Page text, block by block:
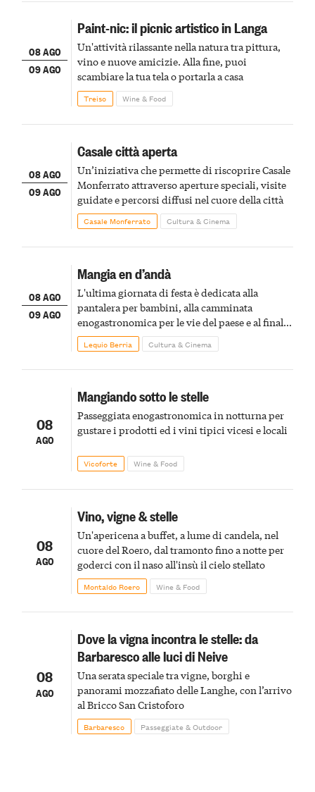
08 AGO
09 AGO
Paint-nic: il picnic artistico in Langa
Un'attività rilassante nella natura tra pittura,
vino e nuove amicizie. Alla fine, puoi
scambiare la tua tela o portarla a casa
Treiso Wine & Food
08 AGO
09 AGO
Casale città aperta
Un’iniziativa che permette di riscoprire Casale
Monferrato attraverso aperture speciali, visite
guidate e percorsi diffusi nel cuore della città
Casale Monferrato Cultura & Cinema
08 AGO
09 AGO
Mangia en d’andà
L'ultima giornata di festa è dedicata alla
pantalera per bambini, alla camminata
enogastronomica per le vie del paese e al finale
pirotecnico
Lequio Berria Cultura & Cinema
08
AGO
Mangiando sotto le stelle
Passeggiata enogastronomica in notturna per
gustare i prodotti ed i vini tipici vicesi e locali
Vicoforte Wine & Food
08
AGO
Vino, vigne & stelle
Un'apericena a buffet, a lume di candela, nel
cuore del Roero, dal tramonto fino a notte per
goderci con il naso all'insù il cielo stellato
Montaldo Roero Wine & Food
08
AGO
Dove la vigna incontra le stelle: da
Barbaresco alle luci di Neive
Una serata speciale tra vigne, borghi e
panorami mozzafiato delle Langhe, con l’arrivo
al Bricco San Cristoforo
Barbaresco Passeggiate & Outdoor